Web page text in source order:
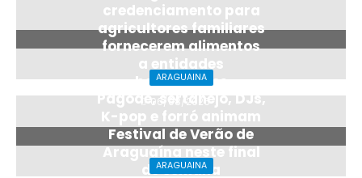
credenciamento para
agricultores familiares
fornecerem alimentos
a entidades
beneficentes
06/08/2026
ARAGUAINA
Pagode, sertanejo, DJs,
K-pop e forró animam
Festival de Verão de
Araguaína neste final
de semana
ARAGUAINA